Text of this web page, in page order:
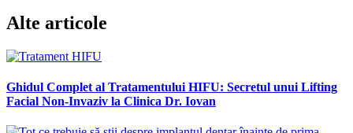
Alte articole
Ghidul Complet al Tratamentului HIFU: Secretul unui Lifting
Facial Non-Invaziv la Clinica Dr. Iovan